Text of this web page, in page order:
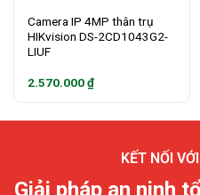
Camera IP 4MP thân trụ
HIKvision DS-2CD1043G2-
LIUF
2.570.000₫
KẾT NỐI
Giải pháp an ninh